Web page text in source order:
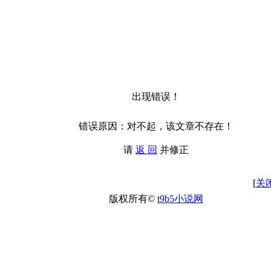
出现错误！
错误原因：对不起，该文章不存在！
请 返 回 并修正
[关
版权所有© t9b5小说网